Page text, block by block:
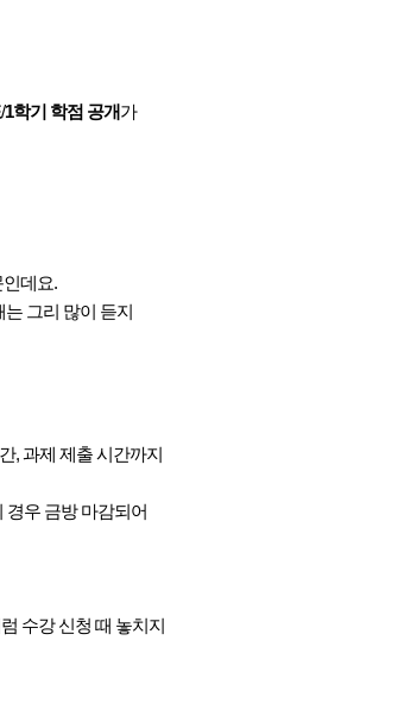
/1학기 학점 공개가
인데요.
는 그리 많이 듣지
, 과제 제출 시간까지
경우 금방 마감되어
수강 신청 때 놓치지